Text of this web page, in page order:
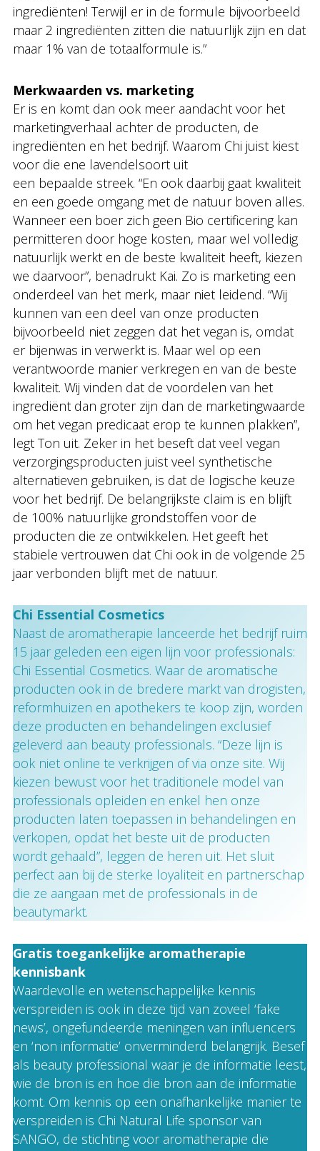
ingrediënten! Terwijl er in de formule bijvoorbeeld
maar 2 ingrediënten zitten die natuurlijk zijn en dat
maar 1% van de totaalformule is.”
Merkwaarden vs. marketing
Er is en komt dan ook meer aandacht voor het
marketingverhaal achter de producten, de
ingrediënten en het bedrijf. Waarom Chi juist kiest
voor die ene lavendelsoort uit
een bepaalde streek. “En ook daarbij gaat kwaliteit
en een goede omgang met de natuur boven alles.
Wanneer een boer zich geen Bio certificering kan
permitteren door hoge kosten, maar wel volledig
natuurlijk werkt en de beste kwaliteit heeft, kiezen
we daarvoor”, benadrukt Kai. Zo is marketing een
onderdeel van het merk, maar niet leidend. “Wij
kunnen van een deel van onze producten
bijvoorbeeld niet zeggen dat het vegan is, omdat
er bijenwas in verwerkt is. Maar wel op een
verantwoorde manier verkregen en van de beste
kwaliteit. Wij vinden dat de voordelen van het
ingrediënt dan groter zijn dan de marketingwaarde
om het vegan predicaat erop te kunnen plakken”,
legt Ton uit. Zeker in het beseft dat veel vegan
verzorgingsproducten juist veel synthetische
alternatieven gebruiken, is dat de logische keuze
voor het bedrijf. De belangrijkste claim is en blijft
de 100% natuurlijke grondstoffen voor de
producten die ze ontwikkelen. Het geeft het
stabiele vertrouwen dat Chi ook in de volgende 25
jaar verbonden blijft met de natuur.
Chi Essential Cosmetics
Naast de aromatherapie lanceerde het bedrijf ruim
15 jaar geleden een eigen lijn voor professionals:
Chi Essential Cosmetics. Waar de aromatische
producten ook in de bredere markt van drogisten,
reformhuizen en apothekers te koop zijn, worden
deze producten en behandelingen exclusief
geleverd aan beauty professionals. “Deze lijn is
ook niet online te verkrijgen of via onze site. Wij
kiezen bewust voor het traditionele model van
professionals opleiden en enkel hen onze
producten laten toepassen in behandelingen en
verkopen, opdat het beste uit de producten
wordt gehaald”, leggen de heren uit. Het sluit
perfect aan bij de sterke loyaliteit en partnerschap
die ze aangaan met de professionals in de
beautymarkt.
Gratis toegankelijke aromatherapie
kennisbank
Waardevolle en wetenschappelijke kennis
verspreiden is ook in deze tijd van zoveel ‘fake
news’, ongefundeerde meningen van influencers
en ‘non informatie’ onverminderd belangrijk. Besef
als beauty professional waar je de informatie leest,
wie de bron is en hoe die bron aan de informatie
komt. Om kennis op een onafhankelijke manier te
verspreiden is Chi Natural Life sponsor van
SANGO, de stichting voor aromatherapie die